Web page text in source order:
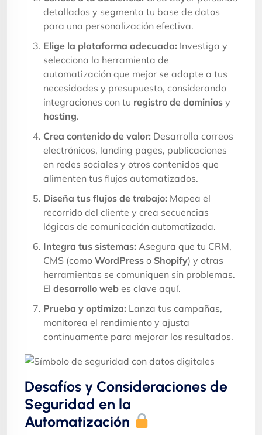
detallados y segmenta tu base de datos
para una personalización efectiva.
Elige la plataforma adecuada: Investiga y
selecciona la herramienta de
automatización que mejor se adapte a tus
necesidades y presupuesto, considerando
integraciones con tu registro de dominios y
hosting.
Crea contenido de valor: Desarrolla correos
electrónicos, landing pages, publicaciones
en redes sociales y otros contenidos que
alimenten tus flujos automatizados.
Diseña tus flujos de trabajo: Mapea el
recorrido del cliente y crea secuencias
lógicas de comunicación automatizada.
Integra tus sistemas: Asegura que tu CRM,
CMS (como WordPress o Shopify) y otras
herramientas se comuniquen sin problemas.
El desarrollo web es clave aquí.
Prueba y optimiza: Lanza tus campañas,
monitorea el rendimiento y ajusta
continuamente para mejorar los resultados.
Desafíos y Consideraciones de
Seguridad en la
Automatización